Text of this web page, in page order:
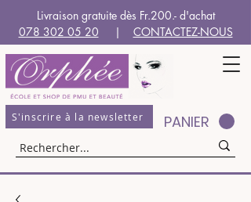
Livraison gratuite dès Fr.200.- d'achat
078 302 05 20 | CONTACTEZ-NOUS
S'inscrire à la newsletter PANIER